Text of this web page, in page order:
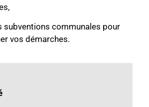
subventions communales pour
vos démarches.